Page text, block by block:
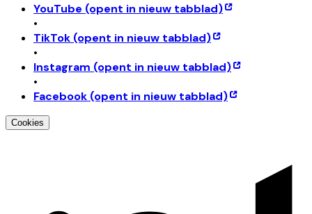
YouTube (opent in nieuw tabblad)
•
TikTok (opent in nieuw tabblad)
•
Instagram (opent in nieuw tabblad)
•
Facebook (opent in nieuw tabblad)
Cookies